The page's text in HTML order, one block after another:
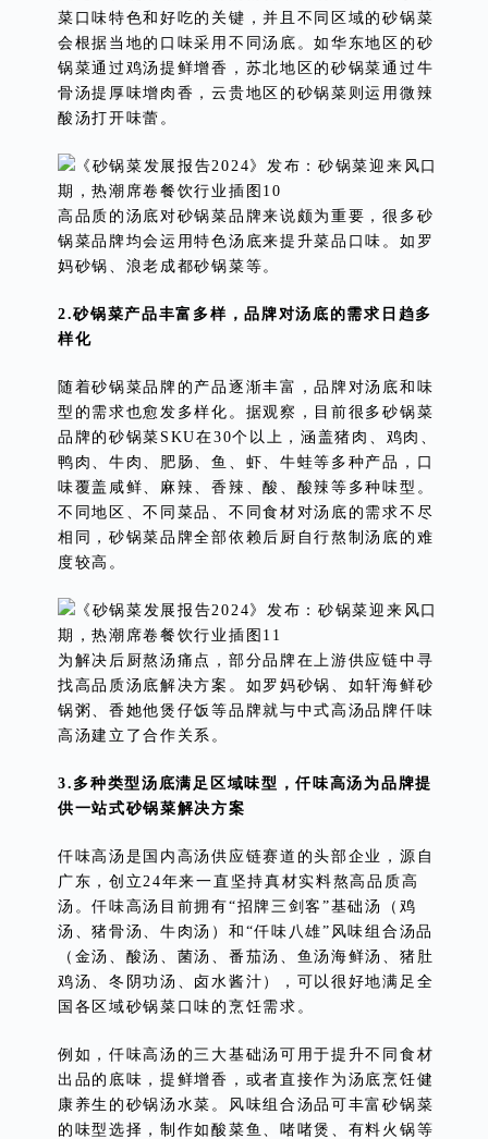
菜口味特色和好吃的关键，并且不同区域的砂锅菜
会根据当地的口味采用不同汤底。如华东地区的砂
锅菜通过鸡汤提鲜增香，苏北地区的砂锅菜通过牛
骨汤提厚味增肉香，云贵地区的砂锅菜则运用微辣
酸汤打开味蕾。
高品质的汤底对砂锅菜品牌来说颇为重要，很多砂
锅菜品牌均会运用特色汤底来提升菜品口味。如罗
妈砂锅、浪老成都砂锅菜等。
2.砂锅菜产品丰富多样，品牌对汤底的需求日趋多
样化
随着砂锅菜品牌的产品逐渐丰富，品牌对汤底和味
型的需求也愈发多样化。据观察，目前很多砂锅菜
品牌的砂锅菜SKU在30个以上，涵盖猪肉、鸡肉、
鸭肉、牛肉、肥肠、鱼、虾、牛蛙等多种产品，口
味覆盖咸鲜、麻辣、香辣、酸、酸辣等多种味型。
不同地区、不同菜品、不同食材对汤底的需求不尽
相同，砂锅菜品牌全部依赖后厨自行熬制汤底的难
度较高。
为解决后厨熬汤痛点，部分品牌在上游供应链中寻
找高品质汤底解决方案。如罗妈砂锅、如轩海鲜砂
锅粥、香她他煲仔饭等品牌就与中式高汤品牌仟味
高汤建立了合作关系。
3.多种类型汤底满足区域味型，仟味高汤为品牌提
供一站式砂锅菜解决方案
仟味高汤是国内高汤供应链赛道的头部企业，源自
广东，创立24年来一直坚持真材实料熬高品质高
汤。仟味高汤目前拥有“招牌三剑客”基础汤（鸡
汤、猪骨汤、牛肉汤）和“仟味八雄”风味组合汤品
（金汤、酸汤、菌汤、番茄汤、鱼汤海鲜汤、猪肚
鸡汤、冬阴功汤、卤水酱汁），可以很好地满足全
国各区域砂锅菜口味的烹饪需求。
例如，仟味高汤的三大基础汤可用于提升不同食材
出品的底味，提鲜增香，或者直接作为汤底烹饪健
康养生的砂锅汤水菜。风味组合汤品可丰富砂锅菜
的味型选择，制作如酸菜鱼、啫啫煲、有料火锅等